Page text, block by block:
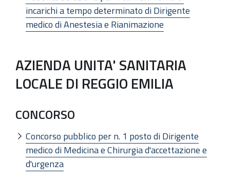
incarichi a tempo determinato di Dirigente
medico di Anestesia e Rianimazione
AZIENDA UNITA' SANITARIA
LOCALE DI REGGIO EMILIA
CONCORSO
Concorso pubblico per n. 1 posto di Dirigente
medico di Medicina e Chirurgia d'accettazione e
d'urgenza